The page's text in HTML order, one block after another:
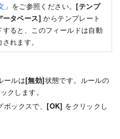
」をご参照ください。 [テンプ
ータベース] からテンプレート
すると、このフィールドは自動
れます。
ールは[無効]状態です。ルールの
クします。
ックスで、 [OK] をクリックし